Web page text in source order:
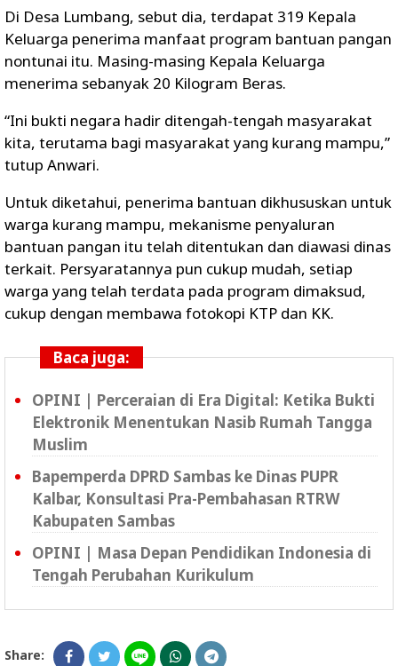
Di Desa Lumbang, sebut dia, terdapat 319 Kepala
Keluarga penerima manfaat program bantuan pangan
nontunai itu. Masing-masing Kepala Keluarga
menerima sebanyak 20 Kilogram Beras.
“Ini bukti negara hadir ditengah-tengah masyarakat
kita, terutama bagi masyarakat yang kurang mampu,”
tutup Anwari.
Untuk diketahui, penerima bantuan dikhususkan untuk
warga kurang mampu, mekanisme penyaluran
bantuan pangan itu telah ditentukan dan diawasi dinas
terkait. Persyaratannya pun cukup mudah, setiap
warga yang telah terdata pada program dimaksud,
cukup dengan membawa fotokopi KTP dan KK.
Baca juga:
OPINI | Perceraian di Era Digital: Ketika Bukti
Elektronik Menentukan Nasib Rumah Tangga
Muslim
Bapemperda DPRD Sambas ke Dinas PUPR
Kalbar, Konsultasi Pra-Pembahasan RTRW
Kabupaten Sambas
OPINI | Masa Depan Pendidikan Indonesia di
Tengah Perubahan Kurikulum
Share: